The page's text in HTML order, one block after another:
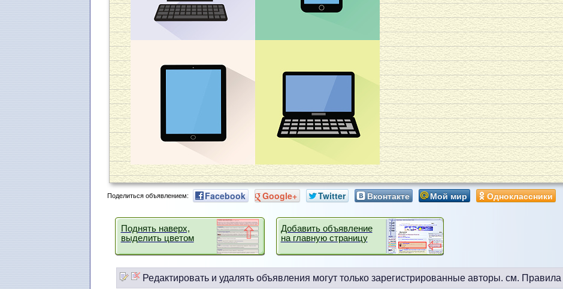
Поделиться объявлением: Facebook Google+ Twitter Вконтакте Мой мир Одноклассники
Поднять наверх,
выделить цветом
Добавить объявление
на главную страницу
Редактировать и удалять объявления могут только зарегистрированные авторы. см. Правила